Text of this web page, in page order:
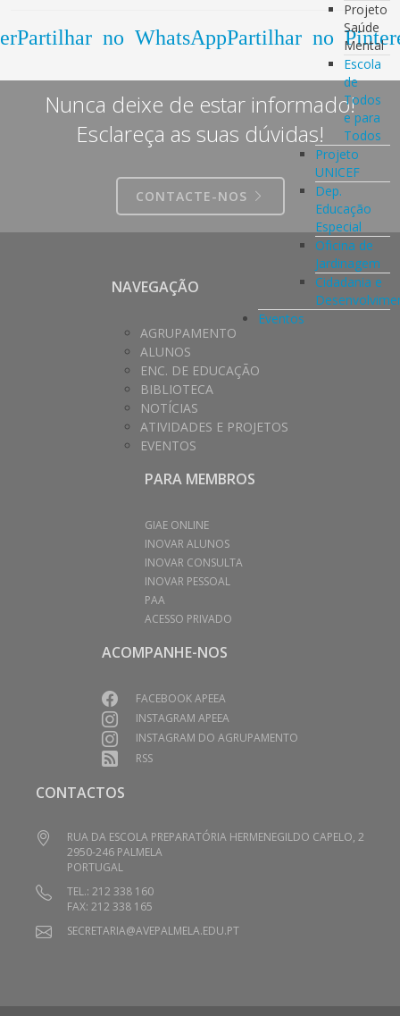
Projeto
Saúde
Mental
Escola
de
Todos
e para
Todos
Projeto
UNICEF
Dep.
Educação
Especial
Oficina de
Jardinagem
Cidadania e
Eventos
Partilhar no WhatsAppPartilhar no
Nunca deixe de estar informado!
Esclareça as suas dúvidas!
CONTACTE-NOS
NAVEGAÇÃO
AGRUPAMENTO
ALUNOS
ENC. DE EDUCAÇÃO
BIBLIOTECA
NOTÍCIAS
ATIVIDADES E PROJETOS
EVENTOS
PARA MEMBROS
GIAE ONLINE
INOVAR ALUNOS
INOVAR CONSULTA
INOVAR PESSOAL
PAA
ACESSO PRIVADO
ACOMPANHE-NOS
FACEBOOK APEEA
INSTAGRAM APEEA
INSTAGRAM DO AGRUPAMENTO
RSS
CONTACTOS
RUA DA ESCOLA PREPARATÓRIA HERMENEGILDO CAPELO, 2
2950-246 PALMELA
PORTUGAL
TEL.: 212 338 160
FAX: 212 338 165
SECRETARIA@AVEPALMELA.EDU.PT